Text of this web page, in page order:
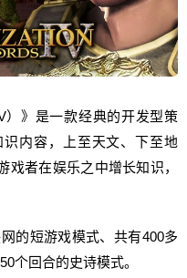
）》是一款经典的开发型策
内容，上至天文、下至地
者在娱乐之中增长知识，
的短游戏模式、共有400多
个回合的史诗模式。